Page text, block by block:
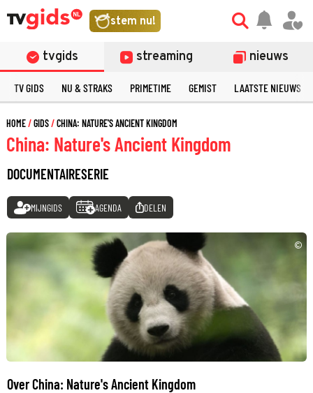
stem nu!
tvgids streaming nieuws
TV GIDS NU & STRAKS PRIMETIME GEMIST LAATSTE NIEUWS
HOME GIDS CHINA: NATURE'S ANCIENT KINGDOM
China: Nature's Ancient Kingdom
DOCUMENTAIRESERIE
MIJNGIDS AGENDA DELEN
©
Over China: Nature's Ancient Kingdom